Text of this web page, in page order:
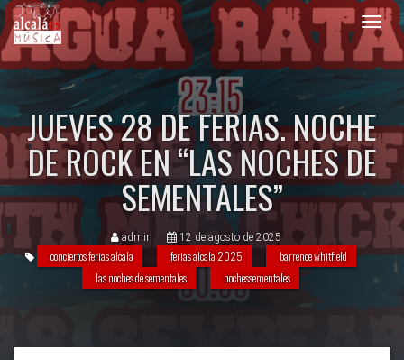
JUEVES 28 DE FERIAS. NOCHE
DE ROCK EN “LAS NOCHES DE
SEMENTALES”
admin 12 de agosto de 2025
conciertos ferias alcala ferias alcala 2025
barrence whitfield
las noches de sementales
nochessementales